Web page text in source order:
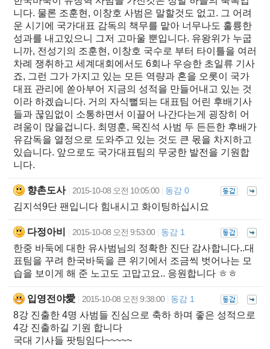
니다. 물론 조훈현, 이창호 사범은 말할것도 없고. 그 어려
운 시기에 국가대표 감독의 책무를 맡아 너무나도 훌륭한
성과를 내고있으니 그저 고마울 뿐입니다. 유왕위가 누굽
니까, 전성기의 조훈현, 이창호 국수로 부터 타이틀을 여러
차례 쟁취하고 세계대회에서도 6회나 우승한 초일류 기사
죠, 그런 그가 가지고 있는 모든 역량과 혼을 오롯이 국가
대표 관리에 쏟아부어 지금의 성적을 만들어내고 있는 것
이라 하겠습니다. 거의 자식뻘되는 대표팀 어린 후배기사
들과 꾾임없이 소통하면서 이끌어 나간다는게 굉장히 어
려움이 많을겁니다. 최명훈, 목진석 사범 두 든든한 후배가
유감독을 열정으로 도와주고 있는 것도 큰 몫을 차지하고
있습니다. 앞으로도 국가대표팀의 무궁한 발전을 기원합
니다.
향촌도사 2015-10-08 오전 10:05:00 동감 0
김지석9단 팬입니다 힘내시고 화이팅하십시요
다정아비 2015-10-08 오전 9:53:00 동감 1
한중 바둑에 대한 유사범님의 정확한 진단 감사합니다..대
표팀을 꾸려 한국바둑을 큰 위기에서 조금씩 벗어나는 모
습을 보이게 해 준 노고도 고맙고요.. 응원합니다 ㅎㅎ
입영전야愛 2015-10-08 오전 9:38:00 동감 1
8강 진출한 4명 사범들 진심으로 축하 하며 좋은 성적으로
4강 진출하길 기원 합니다
국대 기사들 팟팅임다~~~~~